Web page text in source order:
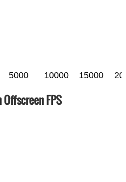
5000 10000 15000
FPS